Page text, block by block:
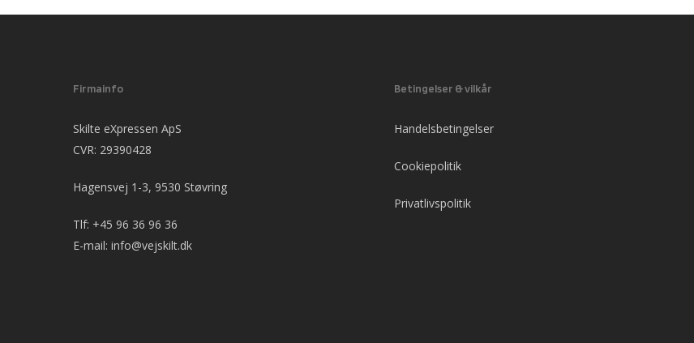
Firmainfo
Skilte eXpressen ApS
CVR: 29390428
Hagensvej 1-3, 9530 Støvring
Tlf: +45 96 36 96 36
E-mail: info@vejskilt.dk
Betingelser & vilkår
Handelsbetingelser
Cookiepolitik
Privatlivspolitik